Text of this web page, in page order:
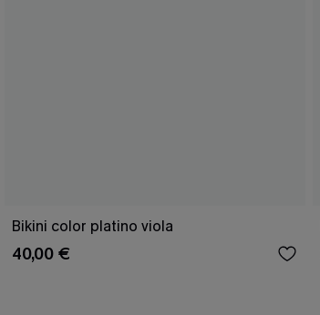
Bikini color platino viola
40,00 €